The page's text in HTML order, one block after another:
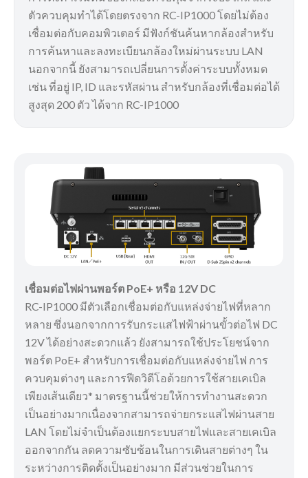
ตัวควบคุมทำได้โดยตรงจาก RC-IP1000 โดยไม่ต้อง
เชื่อมต่อกับคอมพิวเตอร์ มีฟังก์ชันค้นหากล้องสำหรับ
การค้นหาและลงทะเบียนกล้องใหม่ผ่านระบบ LAN
นอกจากนี้ ยังสามารถเปลี่ยนการตั้งค่าระบบทั้งหมด
เช่น ที่อยู่ IP, ID และรหัสผ่าน สำหรับกล้องที่เชื่อมต่อได้
สูงสุด 200 ตัว ได้จาก RC-IP1000
เชื่อมต่อไฟผ่านพอร์ต PoE+ หรือ 12V DC
RC-IP1000 มีตัวเลือกเชื่อมต่อกับแหล่งจ่ายไฟที่หลาก
หลาย ซึ่งนอกจากการรับกระแสไฟฟ้าผ่านขั้วต่อไฟ DC
12V ได้อย่างสะดวกแล้ว ยังสามารถใช้ประโยชน์จาก
พอร์ต PoE+ สำหรับการเชื่อมต่อกับแหล่งจ่ายไฟ การ
ควบคุมต่างๆ และการฟีดวิดีโอด้วยการใช้สายเคเบิล
เพียงเส้นเดียว* มาตรฐานนี้ช่วยให้การทำงานสะดวก
เป็นอย่างมากเนื่องจากสามารถจ่ายกระแสไฟผ่านสาย
LAN โดยไม่จำเป็นต้องแยกระบบสายไฟและสายเคเบิล
ออกจากกัน ลดความซับซ้อนในการเดินสายต่างๆ ใน
ระหว่างการติดตั้งเป็นอย่างมาก มีส่วนช่วยในการ